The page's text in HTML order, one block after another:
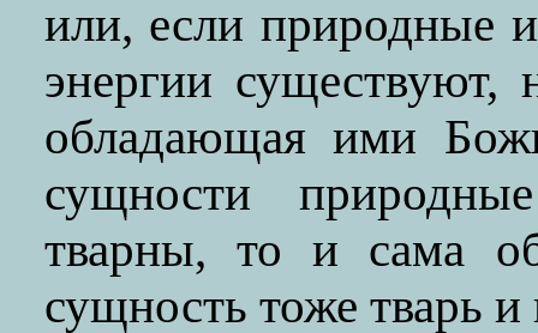
или, если природные
энергии существуют,
обладающая ими
сущности
тварны, то и сама
сущность тоже тварь и